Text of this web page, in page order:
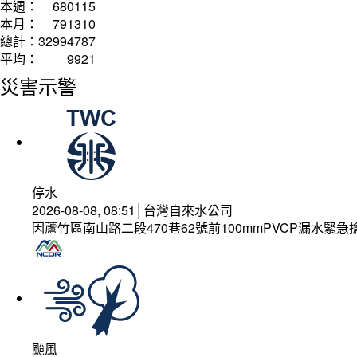
本週：
680115
本月：
791310
總計： 32994787
平均：
9921
災害示警
停水
2026-08-08, 08:51│台灣自來水公司
因蘆竹區南山路二段470巷62號前100mmPVCP漏水緊急
颱風